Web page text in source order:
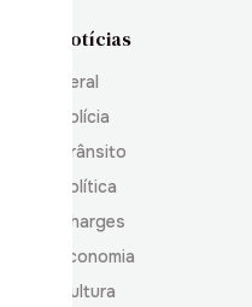
Notícias
Geral
Polícia
Trânsito
Política
Charges
Economia
Cultura